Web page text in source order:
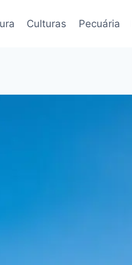
Culturas Pecuária